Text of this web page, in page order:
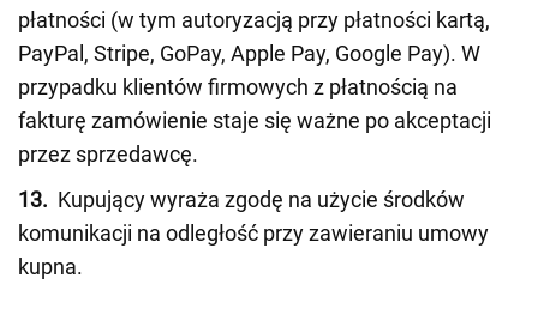
płatności (w tym autoryzacją przy płatności kartą,
PayPal, Stripe, GoPay, Apple Pay, Google Pay). W
przypadku klientów firmowych z płatnością na
fakturę zamówienie staje się ważne po akceptacji
przez sprzedawcę.
13. Kupujący wyraża zgodę na użycie środków
komunikacji na odległość przy zawieraniu umowy
kupna.